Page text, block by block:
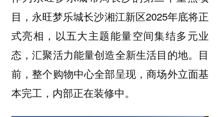
目，永旺梦乐城长沙湘江新区2025年底将正
式亮相，以五大主题能量空间集结多元业
态，汇聚活力能量创造全新生活目的地。目
前，整个购物中心全部呈现，商场外立面基
本完工，内部正在装修中。